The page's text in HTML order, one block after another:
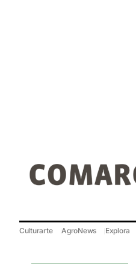
Culturarte AgroNews Explora